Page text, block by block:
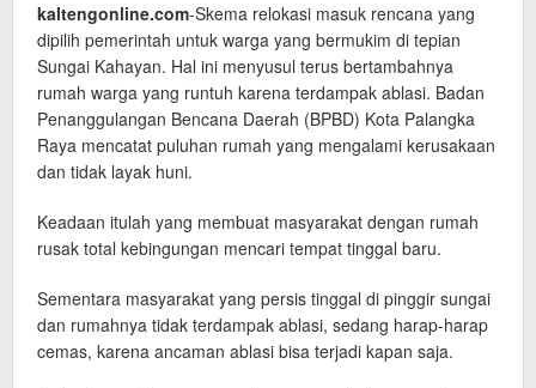
kaltengonline.com-Skema relokasi masuk rencana yang
dipilih pemerintah untuk warga yang bermukim di tepian
Sungai Kahayan. Hal ini menyusul terus bertambahnya
rumah warga yang runtuh karena terdampak ablasi. Badan
Penanggulangan Bencana Daerah (BPBD) Kota Palangka
Raya mencatat puluhan rumah yang mengalami kerusakaan
dan tidak layak huni.
Keadaan itulah yang membuat masyarakat dengan rumah
rusak total kebingungan mencari tempat tinggal baru.
Sementara masyarakat yang persis tinggal di pinggir sungai
dan rumahnya tidak terdampak ablasi, sedang harap-harap
cemas, karena ancaman ablasi bisa terjadi kapan saja.